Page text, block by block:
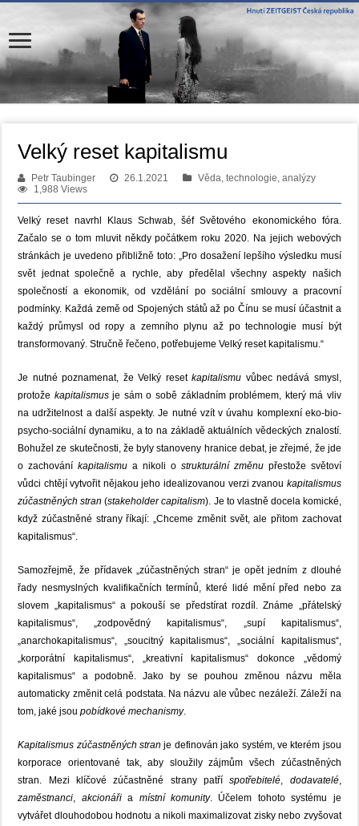
Velký reset kapitalismu
Petr Taubinger 26.1.2021
Věda, technologie, analýzy
1,988 Views
Velký reset navrhl Klaus Schwab, šéf Světového ekonomického fóra.
Začalo se o tom mluvit někdy počátkem roku 2020. Na jejich webových
stránkách je uvedeno přibližně toto: „Pro dosažení lepšího výsledku musí
svět jednat společně a rychle, aby předělal všechny aspekty našich
společností a ekonomik, od vzdělání po sociální smlouvy a pracovní
podmínky. Každá země od Spojených států až po Čínu se musí účastnit a
každý průmysl od ropy a zemního plynu až po technologie musí být
transformovaný. Stručně řečeno, potřebujeme Velký reset kapitalismu.“
Je nutné poznamenat, že Velký resetkapitalismu vůbec nedává smysl,
protože kapitalismusje sám o sobě základním problémem, který má vliv
na udržitelnost a další aspekty. Je nutné vzít v úvahu komplexní eko-bio-
psycho-sociální dynamiku, a to na základě aktuálních vědeckých znalostí.
Bohužel ze skutečnosti, že byly stanoveny hranice debat, je zřejmé, že jde
o zachováníkapitalismu a nikoli o strukturální změnupřestože světoví
vůdci chtějí vytvořit nějakou jeho idealizovanou verzi zvanou kapitalismus
zúčastněných stran (stakeholder capitalism). Je to vlastně docela komické,
když zúčastněné strany říkají: „Chceme změnit svět, ale přitom zachovat
kapitalismus“.
Samozřejmě, že přídavek „zúčastněných stran“ je opět jedním z dlouhé
řady nesmyslných kvalifikačních termínů, které lidé mění před nebo za
slovem „kapitalismus“ a pokouší se předstírat rozdíl. Známe „přátelský
kapitalismus“, „zodpovědný kapitalismus“, „supí kapitalismus“,
„anarchokapitalismus“, „soucitný kapitalismus“, „sociální kapitalismus“,
„korporátní kapitalismus“, „kreativní kapitalismus“ dokonce „vědomý
kapitalismus“ a podobně. Jako by se pouhou změnou názvu měla
automaticky změnit celá podstata. Na názvu ale vůbec nezáleží. Záleží na
tom, jaké jsoupobídkové mechanismy.
Kapitalismus zúčastněných stran je definován jako systém, ve kterém jsou
korporace orientované tak, aby sloužily zájmům všech zúčastněných
stran. Mezi klíčové zúčastněné strany patříspotřebitelé, dodavatelé,
zaměstnanci, akcionářia místní komunity. Účelem tohoto systému je
vytvářet dlouhodobou hodnotu a nikoli maximalizovat zisky nebo zvyšovat